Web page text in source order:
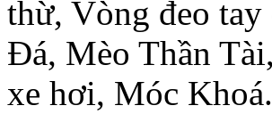
thừ, Vòng đeo
Đá, Mèo Thần
xe hơi, Móc Khoá.